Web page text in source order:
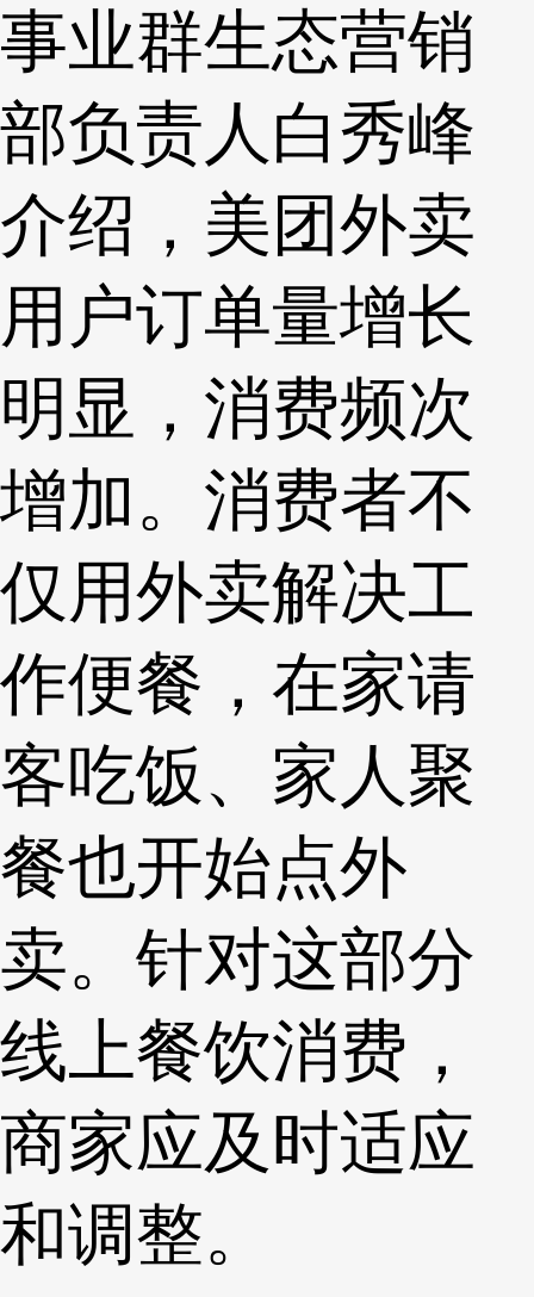
事业群生态营销
部负责人白秀峰
介绍，美团外卖
用户订单量增长
明显，消费频次
增加。消费者不
仅用外卖解决工
作便餐，在家请
客吃饭、家人聚
餐也开始点外
卖。针对这部分
线上餐饮消费，
商家应及时适应
和调整。